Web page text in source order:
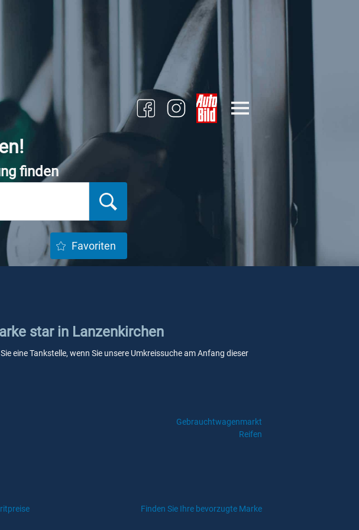
finden
Favoriten
star in Lanzenkirchen
eine Tankstelle, wenn Sie unsere Umkreissuche am Anfang dieser
Gebrauchtwagenmarkt
Reifen
Finden Sie Ihre bevorzugte Marke